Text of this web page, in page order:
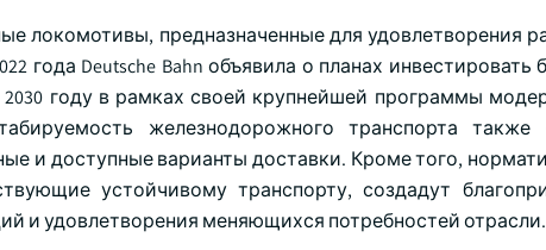
локомотивы, предназначенные для удовлетворения
года Deutsche Bahn объявила о планах
году в рамках своей крупнейшей программы
железнодорожного транспорта также
и доступные варианты доставки. Кроме того,
устойчивому транспорту, создадут
и удовлетворения меняющихся потребностей отрасли.